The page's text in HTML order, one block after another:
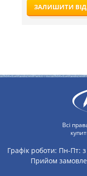
ЗАЛИШИТИ
Всі
Графік роботи: Пн-Пт:
Прийом